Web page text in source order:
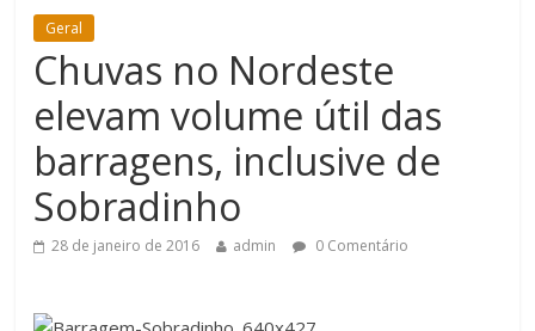
Geral
Chuvas no Nordeste
elevam volume útil das
barragens, inclusive de
Sobradinho
28 de janeiro de 2016 admin 0 Comentário